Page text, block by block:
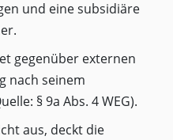
und eine subsidiäre
gegenüber externen
nach seinem
§ 9a Abs. 4 WEG).
aus, deckt die